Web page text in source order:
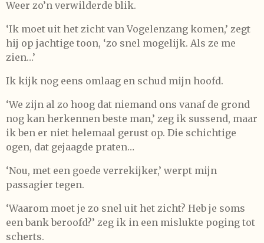
Weer zo’n verwilderde blik.
‘Ik moet uit het zicht van Vogelenzang komen,’ zegt
hij op jachtige toon, ‘zo snel mogelijk. Als ze me
zien…’
Ik kijk nog eens omlaag en schud mijn hoofd.
‘We zijn al zo hoog dat niemand ons vanaf de grond
nog kan herkennen beste man,’ zeg ik sussend, maar
ik ben er niet helemaal gerust op. Die schichtige
ogen, dat gejaagde praten…
‘Nou, met een goede verrekijker,’ werpt mijn
passagier tegen.
‘Waarom moet je zo snel uit het zicht? Heb je soms
een bank beroofd?’ zeg ik in een mislukte poging tot
scherts.